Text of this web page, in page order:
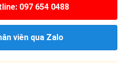
097 654 0488
viên qua Zalo